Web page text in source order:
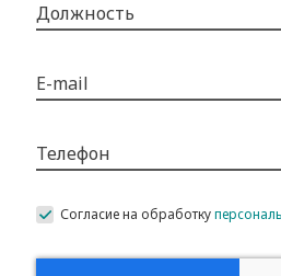
Должность
E-mail
Телефон
Согласие на обработку